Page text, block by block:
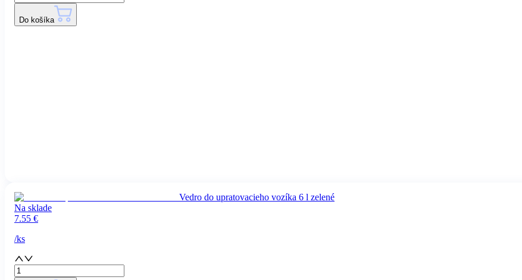
Do košíka
Vedro do upratovacieho vozíka 6 l zelené
Na sklade
7.55 €
/ks